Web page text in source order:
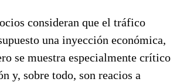
consideran que el tráfico
una inyección económica,
se muestra especialmente crítico
y, sobre todo, son reacios a